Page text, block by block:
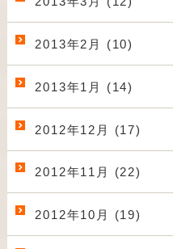
2013年2月 (10)
2013年1月 (14)
2012年12月 (17)
2012年11月 (22)
2012年10月 (19)